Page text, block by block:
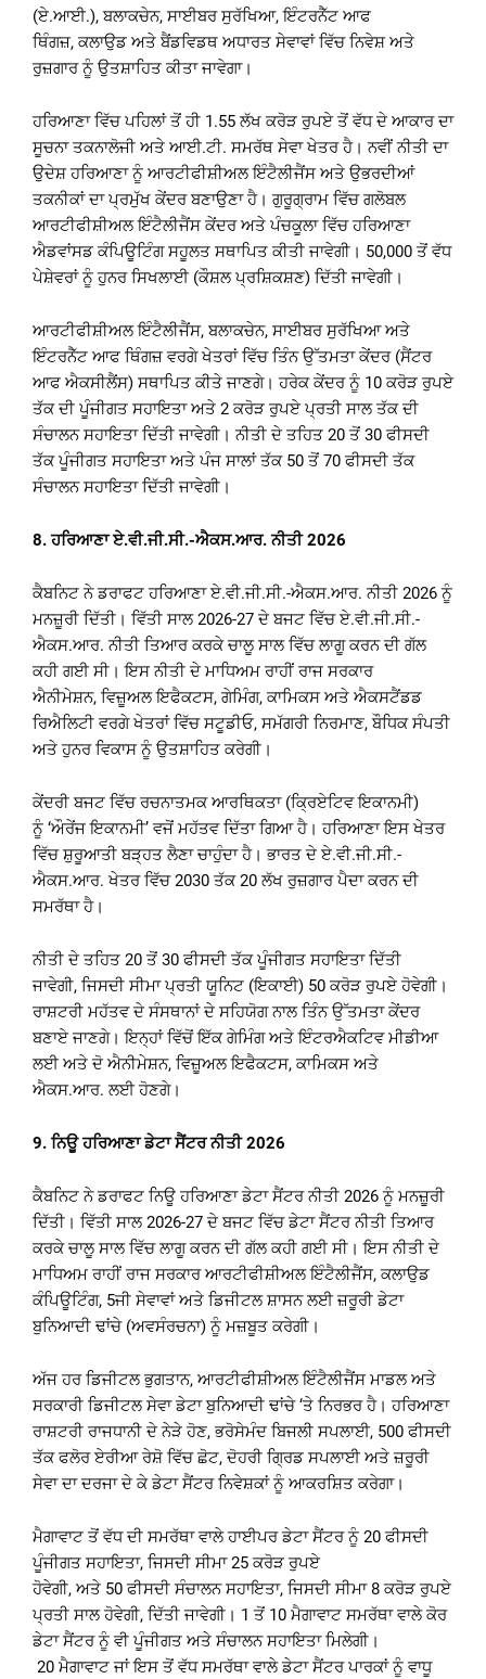
(ਏ.ਆਈ.), ਬਲਾਕਚੇਨ, ਸਾਈਬਰ ਸੁਰੱਖਿਆ, ਇੰਟਰਨੈੱਟ ਆਫ
ਥਿੰਗਜ਼, ਕਲਾਉਡ ਅਤੇ ਬੈਂਡਵਿਡਥ ਅਧਾਰਤ ਸੇਵਾਵਾਂ ਵਿੱਚ ਨਿਵੇਸ਼ ਅਤੇ
ਰੁਜ਼ਗਾਰ ਨੂੰ ਉਤਸ਼ਾਹਿਤ ਕੀਤਾ ਜਾਵੇਗਾ।
ਹਰਿਆਣਾ ਵਿੱਚ ਪਹਿਲਾਂ ਤੋਂ ਹੀ 1.55 ਲੱਖ ਕਰੋੜ ਰੁਪਏ ਤੋਂ ਵੱਧ ਦੇ ਆਕਾਰ ਦਾ
ਸੂਚਨਾ ਤਕਨਾਲੋਜੀ ਅਤੇ ਆਈ.ਟੀ. ਸਮਰੱਥ ਸੇਵਾ ਖੇਤਰ ਹੈ। ਨਵੀਂ ਨੀਤੀ ਦਾ
ਉਦੇਸ਼ ਹਰਿਆਣਾ ਨੂੰ ਆਰਟੀਫੀਸ਼ੀਅਲ ਇੰਟੈਲੀਜੈਂਸ ਅਤੇ ਉਭਰਦੀਆਂ
ਤਕਨੀਕਾਂ ਦਾ ਪ੍ਰਮੁੱਖ ਕੇਂਦਰ ਬਣਾਉਣਾ ਹੈ। ਗੁਰੂਗ੍ਰਾਮ ਵਿੱਚ ਗਲੋਬਲ
ਆਰਟੀਫੀਸ਼ੀਅਲ ਇੰਟੈਲੀਜੈਂਸ ਕੇਂਦਰ ਅਤੇ ਪੰਚਕੂਲਾ ਵਿੱਚ ਹਰਿਆਣਾ
ਐਡਵਾਂਸਡ ਕੰਪਿਊਟਿੰਗ ਸਹੂਲਤ ਸਥਾਪਿਤ ਕੀਤੀ ਜਾਵੇਗੀ। 50,000 ਤੋਂ ਵੱਧ
ਪੇਸ਼ੇਵਰਾਂ ਨੂੰ ਹੁਨਰ ਸਿਖਲਾਈ (ਕੌਸ਼ਲ ਪ੍ਰਸ਼ਿਕਸ਼ਣ) ਦਿੱਤੀ ਜਾਵੇਗੀ।
ਆਰਟੀਫੀਸ਼ੀਅਲ ਇੰਟੈਲੀਜੈਂਸ, ਬਲਾਕਚੇਨ, ਸਾਈਬਰ ਸੁਰੱਖਿਆ ਅਤੇ
ਇੰਟਰਨੈੱਟ ਆਫ ਥਿੰਗਜ਼ ਵਰਗੇ ਖੇਤਰਾਂ ਵਿੱਚ ਤਿੰਨ ਉੱਤਮਤਾ ਕੇਂਦਰ (ਸੈਂਟਰ
ਆਫ ਐਕਸੀਲੈਂਸ) ਸਥਾਪਿਤ ਕੀਤੇ ਜਾਣਗੇ। ਹਰੇਕ ਕੇਂਦਰ ਨੂੰ 10 ਕਰੋੜ ਰੁਪਏ
ਤੱਕ ਦੀ ਪੂੰਜੀਗਤ ਸਹਾਇਤਾ ਅਤੇ 2 ਕਰੋੜ ਰੁਪਏ ਪ੍ਰਤੀ ਸਾਲ ਤੱਕ ਦੀ
ਸੰਚਾਲਨ ਸਹਾਇਤਾ ਦਿੱਤੀ ਜਾਵੇਗੀ। ਨੀਤੀ ਦੇ ਤਹਿਤ 20 ਤੋਂ 30 ਫੀਸਦੀ
ਤੱਕ ਪੂੰਜੀਗਤ ਸਹਾਇਤਾ ਅਤੇ ਪੰਜ ਸਾਲਾਂ ਤੱਕ 50 ਤੋਂ 70 ਫੀਸਦੀ ਤੱਕ
ਸੰਚਾਲਨ ਸਹਾਇਤਾ ਦਿੱਤੀ ਜਾਵੇਗੀ।
8.ਹਰਿਆਣਾ ਏ.ਵੀ.ਜੀ.ਸੀ.-ਐਕਸ.ਆਰ. ਨੀਤੀ2026
ਕੈਬਨਿਟ ਨੇ ਡਰਾਫਟ ਹਰਿਆਣਾ ਏ.ਵੀ.ਜੀ.ਸੀ.-ਐਕਸ.ਆਰ. ਨੀਤੀ 2026 ਨੂੰ
ਮਨਜ਼ੂਰੀ ਦਿੱਤੀ। ਵਿੱਤੀ ਸਾਲ 2026-27 ਦੇ ਬਜਟ ਵਿੱਚ ਏ.ਵੀ.ਜੀ.ਸੀ.-
ਐਕਸ.ਆਰ. ਨੀਤੀ ਤਿਆਰ ਕਰਕੇ ਚਾਲੂ ਸਾਲ ਵਿੱਚ ਲਾਗੂ ਕਰਨ ਦੀ ਗੱਲ
ਕਹੀ ਗਈ ਸੀ। ਇਸ ਨੀਤੀ ਦੇ ਮਾਧਿਅਮ ਰਾਹੀਂ ਰਾਜ ਸਰਕਾਰ
ਐਨੀਮੇਸ਼ਨ, ਵਿਜ਼ੂਅਲ ਇਫੈਕਟਸ, ਗੇਮਿੰਗ, ਕਾਮਿਕਸ ਅਤੇ ਐਕਸਟੈਂਡਡ
ਰਿਐਲਿਟੀ ਵਰਗੇ ਖੇਤਰਾਂ ਵਿੱਚ ਸਟੂਡੀਓ, ਸਮੱਗਰੀ ਨਿਰਮਾਣ, ਬੌਧਿਕ ਸੰਪਤੀ
ਅਤੇ ਹੁਨਰ ਵਿਕਾਸ ਨੂੰ ਉਤਸ਼ਾਹਿਤ ਕਰੇਗੀ।
ਕੇਂਦਰੀ ਬਜਟ ਵਿੱਚ ਰਚਨਾਤਮਕ ਆਰਥਿਕਤਾ (ਕ੍ਰਿਏਟਿਵ ਇਕਾਨਮੀ)
ਨੂੰ ‘ਔਰੇਂਜ ਇਕਾਨਮੀ’ ਵਜੋਂ ਮਹੱਤਵ ਦਿੱਤਾ ਗਿਆ ਹੈ। ਹਰਿਆਣਾ ਇਸ ਖੇਤਰ
ਵਿੱਚ ਸ਼ੁਰੂਆਤੀ ਬੜ੍ਹਤ ਲੈਣਾ ਚਾਹੁੰਦਾ ਹੈ। ਭਾਰਤ ਦੇ ਏ.ਵੀ.ਜੀ.ਸੀ.-
ਐਕਸ.ਆਰ. ਖੇਤਰ ਵਿੱਚ 2030 ਤੱਕ 20 ਲੱਖ ਰੁਜ਼ਗਾਰ ਪੈਦਾ ਕਰਨ ਦੀ
ਸਮਰੱਥਾ ਹੈ।
ਨੀਤੀ ਦੇ ਤਹਿਤ 20 ਤੋਂ 30 ਫੀਸਦੀ ਤੱਕ ਪੂੰਜੀਗਤ ਸਹਾਇਤਾ ਦਿੱਤੀ
ਜਾਵੇਗੀ, ਜਿਸਦੀ ਸੀਮਾ ਪ੍ਰਤੀ ਯੂਨਿਟ (ਇਕਾਈ) 50 ਕਰੋੜ ਰੁਪਏ ਹੋਵੇਗੀ।
ਰਾਸ਼ਟਰੀ ਮਹੱਤਵ ਦੇ ਸੰਸਥਾਨਾਂ ਦੇ ਸਹਿਯੋਗ ਨਾਲ ਤਿੰਨ ਉੱਤਮਤਾ ਕੇਂਦਰ
ਬਣਾਏ ਜਾਣਗੇ। ਇਨ੍ਹਾਂ ਵਿੱਚੋਂ ਇੱਕ ਗੇਮਿੰਗ ਅਤੇ ਇੰਟਰਐਕਟਿਵ ਮੀਡੀਆ
ਲਈ ਅਤੇ ਦੋ ਐਨੀਮੇਸ਼ਨ, ਵਿਜ਼ੂਅਲ ਇਫੈਕਟਸ, ਕਾਮਿਕਸ ਅਤੇ
ਐਕਸ.ਆਰ. ਲਈ ਹੋਣਗੇ।
9. ਨਿਊ ਹਰਿਆਣਾ ਡੇਟਾ ਸੈਂਟਰ ਨੀਤੀ2026
ਕੈਬਨਿਟ ਨੇ ਡਰਾਫਟ ਨਿਊ ਹਰਿਆਣਾ ਡੇਟਾ ਸੈਂਟਰ ਨੀਤੀ 2026 ਨੂੰ ਮਨਜ਼ੂਰੀ
ਦਿੱਤੀ। ਵਿੱਤੀ ਸਾਲ 2026-27 ਦੇ ਬਜਟ ਵਿੱਚ ਡੇਟਾ ਸੈਂਟਰ ਨੀਤੀ ਤਿਆਰ
ਕਰਕੇ ਚਾਲੂ ਸਾਲ ਵਿੱਚ ਲਾਗੂ ਕਰਨ ਦੀ ਗੱਲ ਕਹੀ ਗਈ ਸੀ। ਇਸ ਨੀਤੀ ਦੇ
ਮਾਧਿਅਮ ਰਾਹੀਂ ਰਾਜ ਸਰਕਾਰ ਆਰਟੀਫੀਸ਼ੀਅਲ ਇੰਟੈਲੀਜੈਂਸ, ਕਲਾਉਡ
ਕੰਪਿਊਟਿੰਗ, 5ਜੀ ਸੇਵਾਵਾਂ ਅਤੇ ਡਿਜੀਟਲ ਸ਼ਾਸਨ ਲਈ ਜ਼ਰੂਰੀ ਡੇਟਾ
ਬੁਨਿਆਦੀ ਢਾਂਚੇ (ਅਵਸੰਰਚਨਾ) ਨੂੰ ਮਜ਼ਬੂਤ ਕਰੇਗੀ।
ਅੱਜ ਹਰ ਡਿਜੀਟਲ ਭੁਗਤਾਨ, ਆਰਟੀਫੀਸ਼ੀਅਲ ਇੰਟੈਲੀਜੈਂਸ ਮਾਡਲ ਅਤੇ
ਸਰਕਾਰੀ ਡਿਜੀਟਲ ਸੇਵਾ ਡੇਟਾ ਬੁਨਿਆਦੀ ਢਾਂਚੇ ‘ਤੇ ਨਿਰਭਰ ਹੈ। ਹਰਿਆਣਾ
ਰਾਸ਼ਟਰੀ ਰਾਜਧਾਨੀ ਦੇ ਨੇੜੇ ਹੋਣ, ਭਰੋਸੇਮੰਦ ਬਿਜਲੀ ਸਪਲਾਈ, 500 ਫੀਸਦੀ
ਤੱਕ ਫਲੋਰ ਏਰੀਆ ਰੇਸ਼ੋ ਵਿੱਚ ਛੋਟ, ਦੋਹਰੀ ਗ੍ਰਿਡ ਸਪਲਾਈ ਅਤੇ ਜ਼ਰੂਰੀ
ਸੇਵਾ ਦਾ ਦਰਜਾ ਦੇ ਕੇ ਡੇਟਾ ਸੈਂਟਰ ਨਿਵੇਸ਼ਕਾਂ ਨੂੰ ਆਕਰਸ਼ਿਤ ਕਰੇਗਾ।
ਮੈਗਾਵਾਟ ਤੋਂ ਵੱਧ ਦੀ ਸਮਰੱਥਾ ਵਾਲੇ ਹਾਈਪਰ ਡੇਟਾ ਸੈਂਟਰ ਨੂੰ 20 ਫੀਸਦੀ
ਪੂੰਜੀਗਤ ਸਹਾਇਤਾ, ਜਿਸਦੀ ਸੀਮਾ 25 ਕਰੋੜ ਰੁਪਏ
ਹੋਵੇਗੀ, ਅਤੇ 50 ਫੀਸਦੀ ਸੰਚਾਲਨ ਸਹਾਇਤਾ, ਜਿਸਦੀ ਸੀਮਾ 8 ਕਰੋੜ ਰੁਪਏ
ਪ੍ਰਤੀ ਸਾਲ ਹੋਵੇਗੀ, ਦਿੱਤੀ ਜਾਵੇਗੀ। 1 ਤੋਂ 10 ਮੈਗਾਵਾਟ ਸਮਰੱਥਾ ਵਾਲੇ ਕੋਰ
ਡੇਟਾ ਸੈਂਟਰ ਨੂੰ ਵੀ ਪੂੰਜੀਗਤ ਅਤੇ ਸੰਚਾਲਨ ਸਹਾਇਤਾ ਮਿਲੇਗੀ।
20 ਮੈਗਾਵਾਟ ਜਾਂ ਇਸ ਤੋਂ ਵੱਧ ਸਮਰੱਥਾ ਵਾਲੇ ਡੇਟਾ ਸੈਂਟਰ ਪਾਰਕਾਂ ਨੂੰ ਵਾਧੂ